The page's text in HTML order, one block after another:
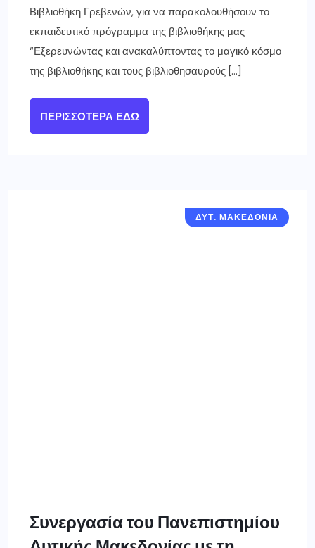
Βιβλιοθήκη Γρεβενών, για να παρακολουθήσουν το
εκπαιδευτικό πρόγραμμα της βιβλιοθήκης μας
“Εξερευνώντας και ανακαλύπτοντας το μαγικό κόσμο
της βιβλιοθήκης και τους βιβλιοθησαυρούς […]
ΠΕΡΙΣΣΌΤΕΡΑ ΕΔΏ
ΔΥΤ. ΜΑΚΕΔΟΝΙΑ
Συνεργασία του Πανεπιστημίου